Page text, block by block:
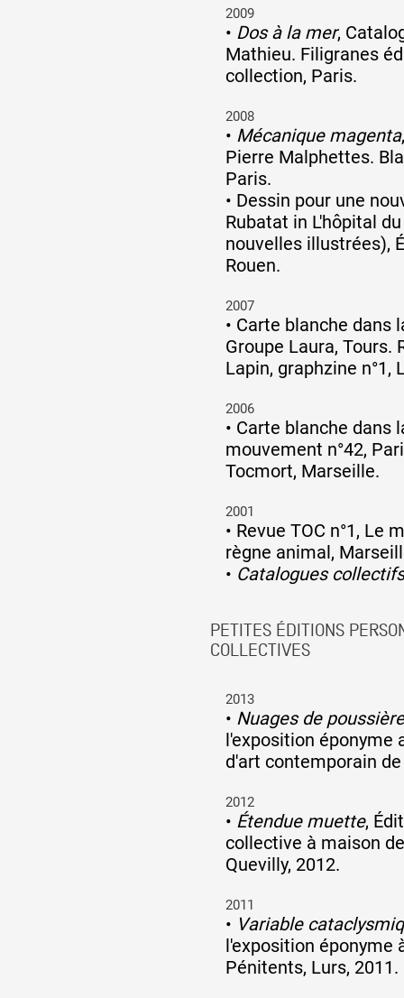
2009
• Dos à la mer,
Mathieu. Filigranes
collection, Paris.
2008
• Mécanique magenta
Pierre Malphettes.
Paris.
• Dessin pour une
Rubatat in L'hôpital
nouvelles illustrées),
Rouen.
2007
• Carte blanche dans
Groupe Laura, Tours.
Lapin, graphzine n°1,
2006
• Carte blanche dans
mouvement n°42,
Tocmort, Marseille.
2001
• Revue TOC n°1, Le
règne animal,
• Catalogues collectifs
PETITES ÉDITIONS
COLLECTIVES
2013
• Nuages de poussière
l'exposition éponyme
d'art contemporain
2012
• Étendue muette,
collective à maison
Quevilly, 2012.
2011
• Variable
l'exposition éponyme
Pénitents, Lurs, 2011.